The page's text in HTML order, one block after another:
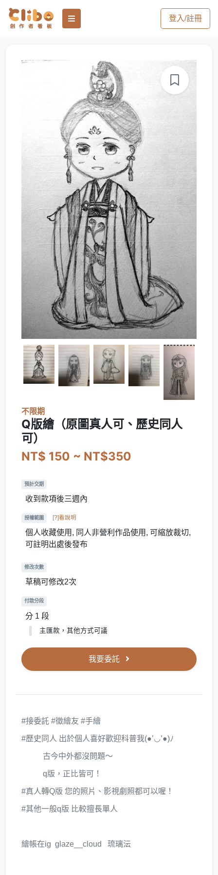
登入/註冊
不限期
Q版繪（原圖真人可、歷史同人
可）
NT$ 150 ~ NT$350
預計交期
收到款項後三週內
授權範圍 [?]看說明
個人收藏使用, 同人非營利作品使用, 可縮放裁切,
可註明出處後發布
修改次數
草稿可修改2次
付款分段
分 1 段
主匯款，其他方式可議
我要委託
#接委託 #徵繪友 #手繪
#歷史同人 出於個人喜好歡迎科普我(●’◡’●)ﾉ
古今中外都沒問題～
q版，正比皆可！
#真人轉Q版 您的照片、影視劇照都可以喔！
#其他一般q版 比較擅長單人
繪帳在ig glaze__cloud 琉璃沄